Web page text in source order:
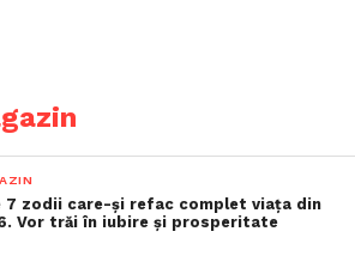
7 zodii care-și refac complet viața din
Vor trăi în iubire și prosperitate